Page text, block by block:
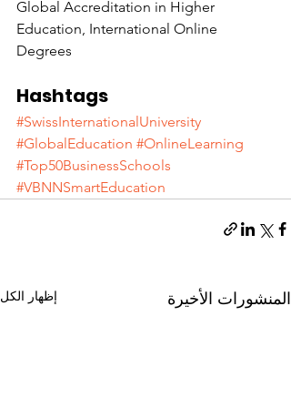
Global Accreditation in Higher
Education, International Online
Degrees
Hashtags
#SwissInternationalUniversity
#GlobalEducation #OnlineLearning
#Top50BusinessSchools
#VBNNSmartEducation
المنشورات الأخيرة إظهار الكل